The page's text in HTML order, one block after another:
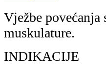
Vježbe
muskulature.
INDIKACIJE